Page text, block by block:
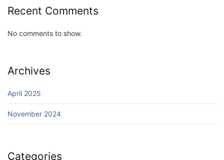
Recent Comments
No comments to show.
Archives
April 2025
November 2024
Categories